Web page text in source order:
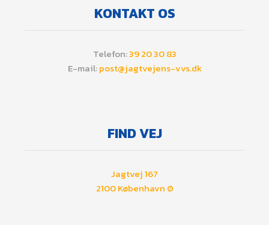
KONTAKT OS
​Telefon:39 20 30 83
E-mail:post@jagtvejens-vvs.dk
​FIND VEJ
Jagtvej 167
​2100 København Ø